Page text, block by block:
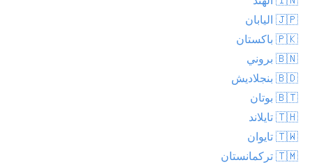
🇯🇵 اليابان
🇵🇰 باكستان
🇧🇳 بروني
🇧🇩 بنجلاديش
🇧🇹 بوتان
🇹🇭 تايلاند
🇹🇼 تايوان
🇹🇲 تركمانستان